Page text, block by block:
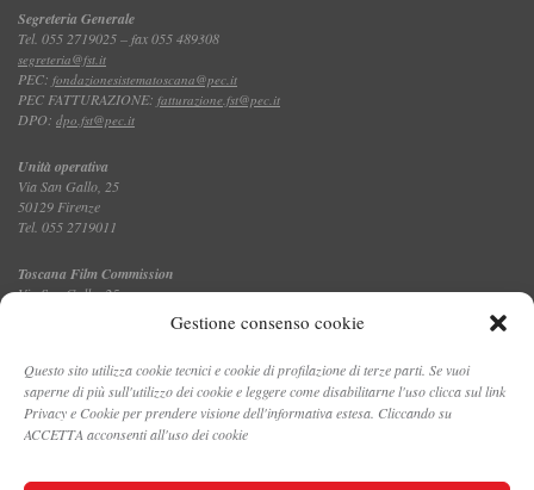
Gestione consenso cookie
Questo sito utilizza cookie tecnici e cookie di profilazione di terze parti. Se vuoi
saperne di più sull'utilizzo dei cookie e leggere come disabilitarne l'uso clicca sul link
Privacy e Cookie per prendere visione dell'informativa estesa. Cliccando su
ACCETTA acconsenti all'uso dei cookie
Segreteria Generale
Tel. 055 2719025 – fax 055 489308
segreteria@fst.it
PEC: fondazionesistematoscana@pec.it
PEC FATTURAZIONE: fatturazione.fst@pec.it
DPO: dpo.fst@pec.it
Unità operativa
Via San Gallo, 25
50129 Firenze
Tel. 055 2719011
Toscana Film Commission
Via San Gallo, 25
Tel. 055 2719035 – fax 055 2719027
CONTATTI